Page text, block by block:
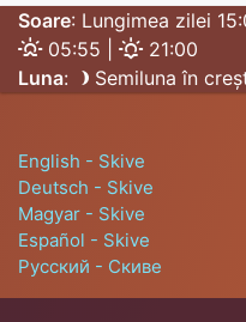
Soare: Lungimea zilei
05:55 |
21:00
Luna: Semiluna în
English - Skive
Deutsch - Skive
Magyar - Skive
Español - Skive
Русский - Скиве